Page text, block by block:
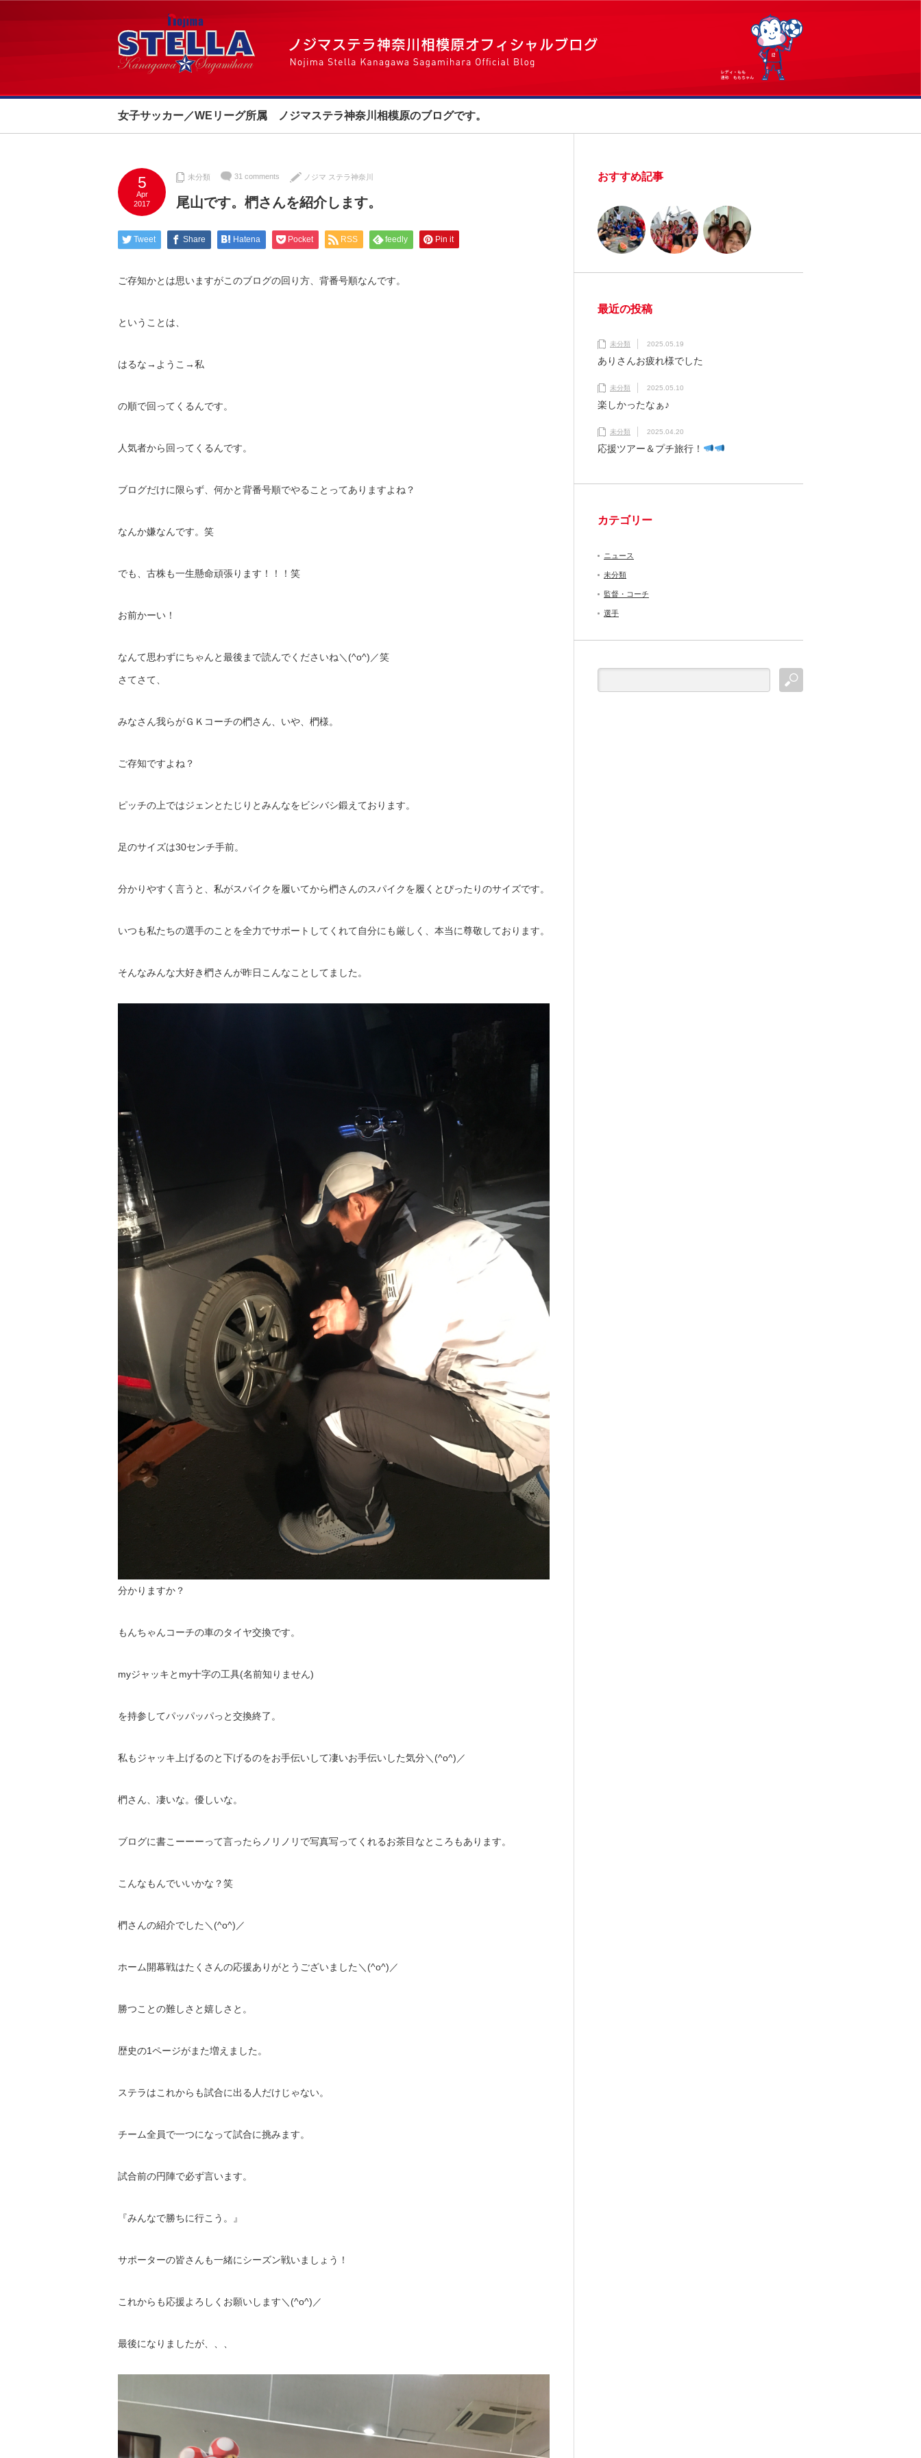
女子サッカー／WEリーグ所属 ノジマステラ神奈川相模原のブログです。
5
Apr
2017
未分類 31 comments ノジマ ステラ神奈川
尾山です。椚さんを紹介します。
Tweet Share Hatena Pocket RSS feedly Pin it
ご存知かとは思いますがこのブログの回り方、背番号順なんです。
ということは、
はるな→ようこ→私
の順で回ってくるんです。
人気者から回ってくるんです。
ブログだけに限らず、何かと背番号順でやることってありますよね？
なんか嫌なんです。笑
でも、古株も一生懸命頑張ります！！！笑
お前かーい！
なんて思わずにちゃんと最後まで読んでくださいね＼(^o^)／笑
さてさて、
みなさん我らがＧＫコーチの椚さん、いや、椚様。
ご存知ですよね？
ピッチの上ではジェンとたじりとみんなをビシバシ鍛えております。
足のサイズは30センチ手前。
分かりやすく言うと、私がスパイクを履いてから椚さんのスパイクを履くとぴったりのサイズです。
いつも私たちの選手のことを全力でサポートしてくれて自分にも厳しく、本当に尊敬しております。
そんなみんな大好き椚さんが昨日こんなことしてました。
分かりますか？
もんちゃんコーチの車のタイヤ交換です。
myジャッキとmy十字の工具(名前知りません)
を持参してパッパッパっと交換終了。
私もジャッキ上げるのと下げるのをお手伝いして凄いお手伝いした気分＼(^o^)／
椚さん、凄いな。優しいな。
ブログに書こーーーって言ったらノリノリで写真写ってくれるお茶目なところもあります。
こんなもんでいいかな？笑
椚さんの紹介でした＼(^o^)／
ホーム開幕戦はたくさんの応援ありがとうございました＼(^o^)／
勝つことの難しさと嬉しさと。
歴史の1ページがまた増えました。
ステラはこれからも試合に出る人だけじゃない。
チーム全員で一つになって試合に挑みます。
試合前の円陣で必ず言います。
『みんなで勝ちに行こう。』
サポーターの皆さんも一緒にシーズン戦いましょう！
これからも応援よろしくお願いします＼(^o^)／
最後になりましたが、、、
おすすめ記事
最近の投稿
未分類 2025.05.19
ありさんお疲れ様でした
未分類 2025.05.10
楽しかったなぁ♪
未分類 2025.04.20
応援ツアー＆プチ旅行！
カテゴリー
ニュース
未分類
監督・コーチ
選手